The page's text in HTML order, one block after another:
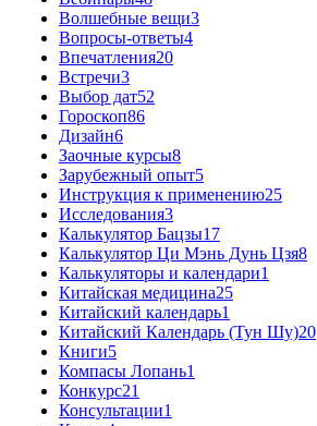
Волшебные вещи3
Вопросы-ответы4
Впечатления20
Встречи3
Выбор дат52
Гороскоп86
Дизайн6
Заочные курсы8
Зарубежный опыт5
Инструкция к применению25
Исследования3
Калькулятор Бацзы17
Калькулятор Ци Мэнь Дунь Цзя8
Калькуляторы и календари1
Китайская медицина25
Китайский календарь1
Китайский Календарь (Тун Шу)20
Книги5
Компасы Лопань1
Конкурс21
Консультации1